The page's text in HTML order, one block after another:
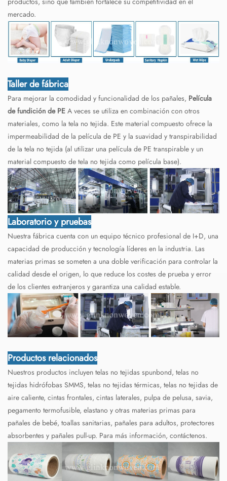
mercado.
Taller de fábrica
Para mejorar la comodidad y funcionalidad de los pañales, Película
de fundición de PE A veces se utiliza en combinación con otros
materiales, como la tela no tejida. Este material compuesto ofrece la
impermeabilidad de la película de PE y la suavidad y transpirabilidad
de la tela no tejida (al utilizar una película de PE transpirable y un
material compuesto de tela no tejida como película base).
Laboratorio y pruebas
Nuestra fábrica cuenta con un equipo técnico profesional de I+D, una
capacidad de producción y tecnología líderes en la industria. Las
materias primas se someten a una doble verificación para controlar la
calidad desde el origen, lo que reduce los costes de prueba y error
de los clientes extranjeros y garantiza una calidad estable.
Productos relacionados
Nuestros productos incluyen telas no tejidas spunbond, telas no
tejidas hidrófobas SMMS, telas no tejidas térmicas, telas no tejidas de
aire caliente, cintas frontales, cintas laterales, pulpa de pelusa, savia,
pegamento termofusible, elastano y otras materias primas para
pañales de bebé, toallas sanitarias, pañales para adultos, protectores
absorbentes y pañales pull-up. Para más información, contáctenos.